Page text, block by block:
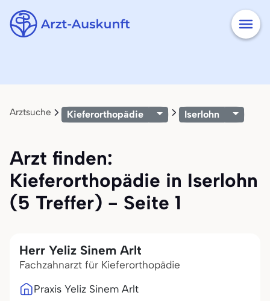
Arztsuche Kieferorthopädie Iserlohn
Arzt finden:
Kieferorthopädie in Iserlohn
(5 Treffer) - Seite 1
Herr Yeliz Sinem Arlt
Fachzahnarzt für Kieferorthopädie
Praxis Yeliz Sinem Arlt